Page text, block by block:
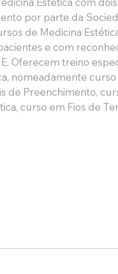
por parte da
de Medicina
e com
Oferecem treino
nomeadamente
de Preenchimento,
curso em Fios de